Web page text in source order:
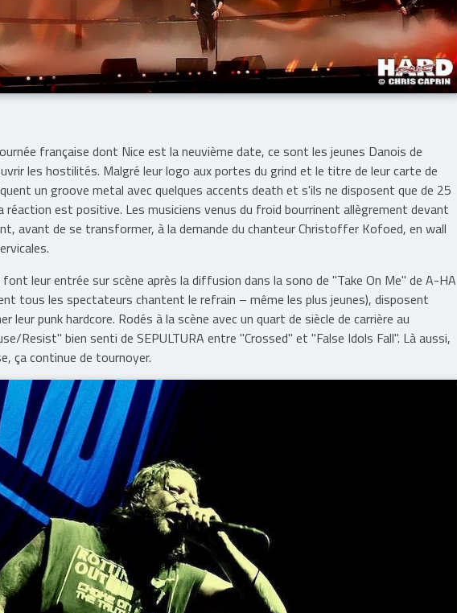
française dont Nice est la neuvième date, ce sont les jeunes Danois de
les hostilités. Malgré leur logo aux portes du grind et le titre de leur carte de
un groove metal avec quelques accents death et s'ils ne disposent que de 25
réaction est positive. Les musiciens venus du froid bourrinent allègrement devant
avant de se transformer, à la demande du chanteur Christoffer Kofoed, en wall
font leur entrée sur scène après la diffusion dans la sono de "Take On Me" de A-HA
tous les spectateurs chantent le refrain – même les plus jeunes), disposent
leur punk hardcore. Rodés à la scène avec un quart de siècle de carrière au
Resist" bien senti de SEPULTURA entre "Crossed" et "False Idols Fall". Là aussi,
ça continue de tournoyer.